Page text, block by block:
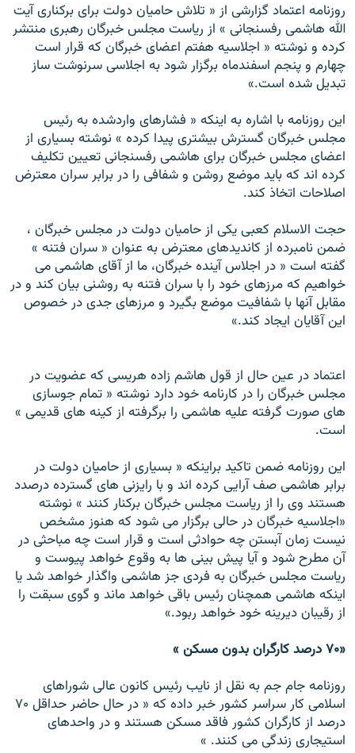
روزنامه اعتماد گزارشی از « تلاش حاميان دولت برای برکناری آيت
الله هاشمی رفسنجانی » از رياست مجلس خبرگان رهبری منتشر
کرده و نوشته « اجلاسيه هفتم اعضای خبرگان که قرار است
چهارم و پنجم اسفندماه برگزار شود به اجلاسی سرنوشت ساز
تبديل شده است.»
اين روزنامه با اشاره به اينکه « فشارهای واردشده به رئيس
مجلس خبرگان گسترش بيشتری پيدا کرده » نوشته بسياری از
اعضای مجلس خبرگان برای هاشمی رفسنجانی تعيين تکليف
کرده اند که بايد موضع روشن و شفافی را در برابر سران معترض
اصلاحات اتخاذ کند.
حجت الاسلام کعبی يکی از حاميان دولت در مجلس خبرگان ،
ضمن نامبرده از کانديدهای معترض به عنوان « سران فتنه »
گفته است « در اجلاس آينده خبرگان، ما از آقای هاشمی می
خواهيم که مرزهای خود را با سران فتنه به روشنی بيان کند و در
مقابل آنها با شفافيت موضع بگيرد و مرزهای جدی در خصوص
اين آقايان ايجاد کند.»
اعتماد در عين حال از قول هاشم زاده هريسی که عضويت در
مجلس خبرگان را در کارنامه خود دارد نوشته « تمام جوسازی
های صورت گرفته عليه هاشمی را برگرفته از کينه های قديمی »
است.
اين روزنامه ضمن تاکيد براينکه « بسياری از حاميان دولت در
برابر هاشمی صف آرايی کرده اند و با رايزنی های گسترده درصدد
هستند وی را از رياست مجلس خبرگان برکنار کنند » نوشته
«اجلاسيه خبرگان در حالی برگزار می شود که هنوز مشخص
نيست زمان آبستن چه حوادثی است و قرار است چه مباحثی در
آن مطرح شود و آيا پيش بينی ها به وقوع خواهد پيوست و
رياست مجلس خبرگان به فردی جز هاشمی واگذار خواهد شد يا
اينکه هاشمی همچنان رئيس باقی خواهد ماند و گوی سبقت را
از رقيبان ديرينه خود خواهد ربود.»
«۷۰ درصد کارگران بدون مسکن »
روزنامه جام جم به نقل از نايب رئيس کانون عالی شوراهای
اسلامی کار سراسر کشور خبر داده که « در حال حاضر حداقل ۷۰
درصد از کارگران کشور فاقد مسکن هستند و در واحدهای
استيجاری زندگی می کنند. »